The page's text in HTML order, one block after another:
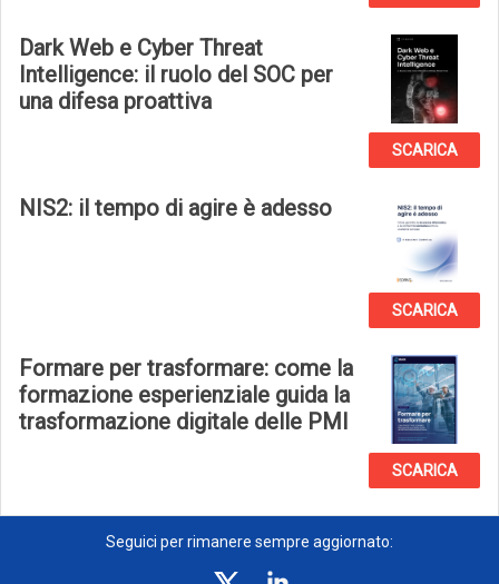
Dark Web e Cyber Threat
Intelligence: il ruolo del SOC per
una difesa proattiva
SCARICA
NIS2: il tempo di agire è adesso
SCARICA
Formare per trasformare: come la
formazione esperienziale guida la
trasformazione digitale delle PMI
SCARICA
Seguici per rimanere sempre aggiornato: